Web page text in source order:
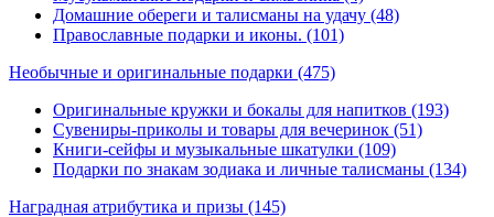
Домашние обереги и талисманы на удачу (48)
Православные подарки и иконы. (101)
Необычные и оригинальные подарки (475)
Оригинальные кружки и бокалы для напитков (193)
Сувениры-приколы и товары для вечеринок (51)
Книги-сейфы и музыкальные шкатулки (109)
Подарки по знакам зодиака и личные талисманы (134)
Наградная атрибутика и призы (145)